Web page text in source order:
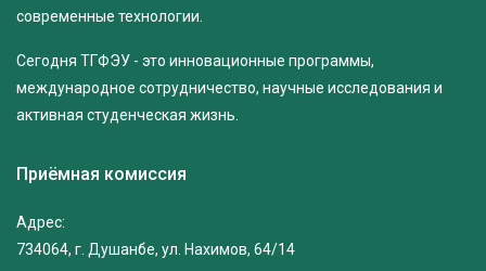
современные технологии.
Сегодня ТГФЭУ - это инновационные программы,
международное сотрудничество, научные исследования и
активная студенческая жизнь.
Приёмная комиссия
Адрес:
734064, г. Душанбе, ул. Нахимов, 64/14